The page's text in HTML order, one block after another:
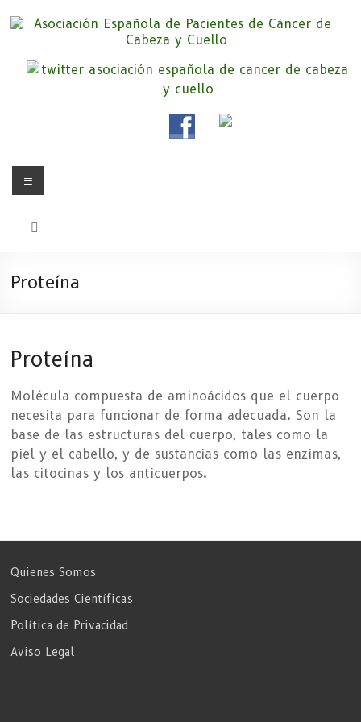
Asociación Española de
Pacientes de Cáncer de Cabeza y
Cuello
Somos la Asociación Española de Pacientes de Cáncer de Cabeza y
cuello «APC», una asociación sin animo de lucro que pretendemos
Menú
Proteína
Proteína
Molécula compuesta de aminoácidos que el cuerpo
necesita para funcionar de forma adecuada. Son la
base de las estructuras del cuerpo, tales como la
piel y el cabello, y de sustancias como las enzimas,
las citocinas y los anticuerpos.
Quienes Somos
Sociedades Científicas
Política de Privacidad
Aviso Legal